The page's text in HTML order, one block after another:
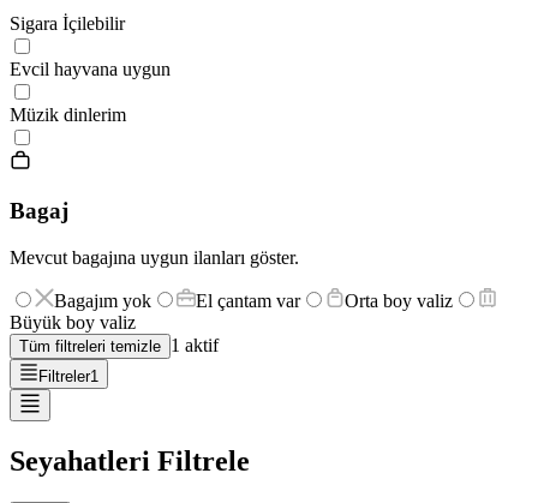
Sigara İçilebilir
Evcil hayvana uygun
Müzik dinlerim
Bagaj
Mevcut bagajına uygun ilanları göster.
Bagajım yok El çantam var
Orta boy valiz
Büyük boy valiz
Tüm filtreleri temizle 1 aktif
Filtreler1
Seyahatleri Filtrele